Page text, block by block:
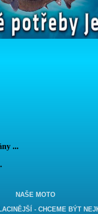
...
NAŠE MOTO
- CHCEME BÝT